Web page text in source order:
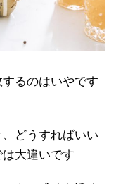
るのはいやです
どうすればいい
大違いです